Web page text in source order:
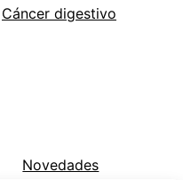
Cáncer digestivo
Novedades